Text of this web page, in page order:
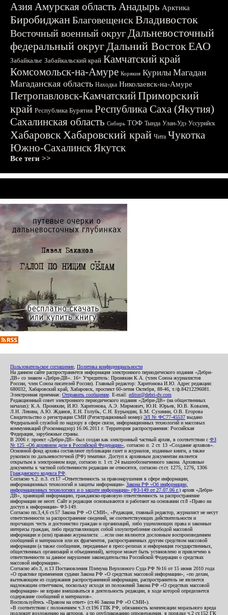
АзияАмурская область Анадырь Арктика
БиробиджанБлаговещенскВладивосток
Восточный военный округДальневосточный
федеральный округДальний ВостокЕАО
Забайкалье Забайкальский край Камчатский край
Комсомольск-на-Амуре Корякия Курилы Магадан
Магаданская область Находка Николаевск-на-Амуре
Петропавловск-КамчатскийПриморский
край Республика Бурятия Республика Саха (Якутия)
Сахалинская область Сибирь ТОФ Тында Улан-Удэ Уссурийск
ХабаровскХабаровский край Чита Чукотка
Южно-СахалинскЯкутск
Все теги >>
Пользовательское соглашение Политика конфиденциальности
На данном сайте распространяется информация электронного периодического издания «Дебри-
ДВ» со знаком «Дебри-ДВ». 16+ Учредитель: Пронякин К.А. (член Союза журналистов
России, член Союза писателей России). Главный редактор: Харитонова И.Ю. Адрес редакции:
680032, Хабаровский край, Хабаровск, проспект 60-летия Октября, 88-46, т./ф.84212296081.
Электронная приемная: Отправить сообщение . E-mail: editor@debri-dv.com
Редакционный совет электронного периодического издания «Дебри-ДВ» (на общественных
началах): К.А. Пронякин, И.Ю. Харитонова, А.Э. Мирмович, Ю.Н. Юрьев, Ю.В. Ковалев,
Л.Н. Левина, А.Ю. Жданов, Е.Н. Голубь, С.Н. Бурындин, Б.М. Сухинин, О.В. Егорова
Свидетельство о регистрации СМИ (Регистрационный номер) ЭЛ № ФС77-45537 выдано
Федеральной службой по надзору в сфере связи, информационных технологий и массовых
коммуникаций (Роскомнадзор) 16.06.2011 г. Территория распространения: Российская
Федерация, зарубежные страны.
В 2006 г. проект «Дебри-ДВ» был создан как электронный частный архив, в соответствии с ФЗ
№ 125 «Об архивном деле в Российской Федерации» , согласно п. 2 ст. 13 «Создание архивов».
Основной фонд архива составляют публикации газет и журналов, изданные книги, а также
рукописи по дальневосточной (РФ) тематике. Доступ к архивным документам является
открытым в электронном виде, согласно п. 1 ст. 24 вышеобозначенного закона. Архивные
документы к частной собственности редакции не относятся, согласно ст.ст. 1275, 1276, 1306
Гражданского кодекса РФ
Согласно ч.2. п.3. ст.17 «Ответственность за правонарушения в сфере информации,
информационных технологий и защиты информации» Закона РФ «Об информации,
информационных технологиях и о защите информации» (ФЗ-149 от 27.07.06 г.) архив «Дебри-
ДВ», хранящий информацию, гражданско-правовую ответственность за распространение
информации не несет. Сайт и редакция основываются и работают на основании ст.8 «Право на
доступ к информации» ФЗ-149.
Согласно пп.3,4,6 ст.57 Закона РФ «О СМИ», «Редакция, главный редактор, журналист не несут
ответственности за распространение сведений, не соответствующих действительности и
порочащих честь и достоинство граждан и организаций, либо ущемляющих права и законные
интересы граждан, либо представляющих собой злоупотребление свободой массовой
информации и (или) правами журналиста: ...если они являются дословным воспроизведением
сообщений и материалов или их фрагментов, распространенных другим средством массовой
информации (а также сообщения, переданные в пресс-релизах и информация государственных,
общественных организаций и объединений), которое может быть установлено и привлечено к
ответственности за данное нарушение законодательства Российской Федерации о средствах
массовой информации».
Согласно абз.3, п.13 Постановления Пленума Верховного Суда РФ №16 от 15 июня 2010 года
«О практике применения судами Закона РФ «О средствах массовой информации», «по делам,
вытекающим из содержания распространенной информации, распространитель не является
надлежащим ответчиком, поскольку исходя из положений Закона РФ «О средствах массовой
информации» не вправе вмешиваться в деятельность редакции, в ходе которой определяется
содержание сообщений и материалов».
Воспользуйтесь «Правом на ответ» (ст.46 Закона РФ «О СМИ»).
«В соответствии с положением ч.3 ст.196 ГПК РФ, обязанность компенсации морального вреда
подлежит возложению на авторов, а по опубликованию опровержения, в порядке ч.2 ст.152 ГК